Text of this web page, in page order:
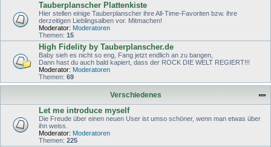
Tauberplanscher Plattenkiste
Hier stellen einige Tauberplanscher ihre All-Time-Favoriten bzw. ihre
derzeitigen Lieblingsalben vor. Mitmachen!
Moderator: Moderatoren
Themen: 15
High Fidelity by Tauberplanscher.de
Baby sieh es nicht so eng, Fang jetzt endlich an zu bangen,
Dann hast du auch bald kapiert, dass der ROCK DIE WELT REGIERT!!!
Moderator: Moderatoren
Themen: 69
Verschiedenes
Let me introduce myself
Die Freude über einen neuen User ist umso schöner, wenn man etwas über
ihn weiss.
Moderator: Moderatoren
Themen: 225